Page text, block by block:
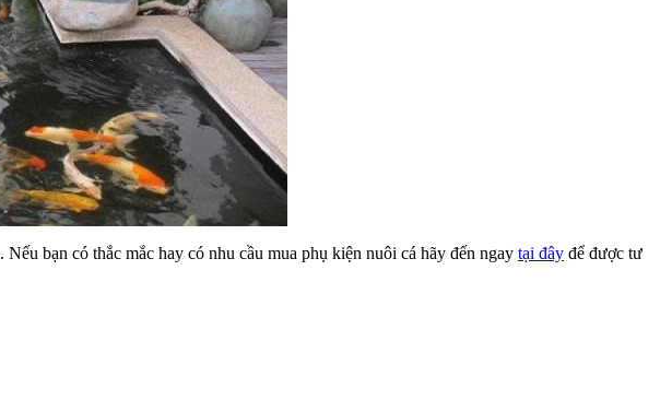
. Nếu bạn có thắc mắc hay có nhu cầu mua phụ kiện nuôi cá hãy đến ngay tại đây để được tư